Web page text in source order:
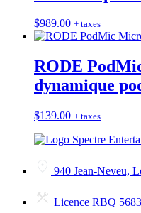
$989.00 + taxes
RODE
dynamique
$139.00 + taxes
940 Jean-Neveu,
Licence RBQ